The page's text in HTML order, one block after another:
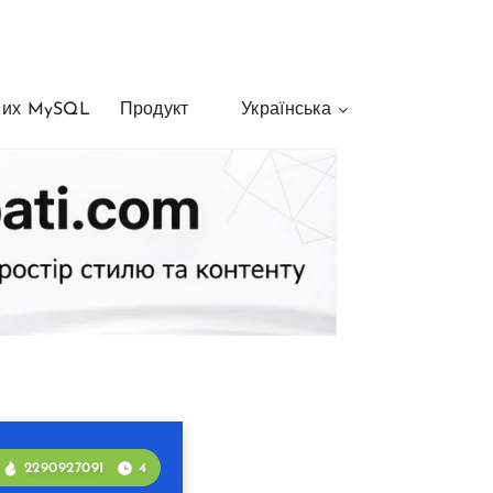
MySQL Продукт Українська
2290927091 4